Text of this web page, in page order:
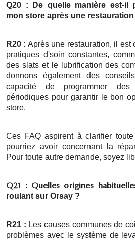
Q20 : De quelle manière est-il
mon store après une restauration
R20 : Après une restauration, il est
pratiques d'soin constantes,
des slats et le lubrification des
donnons également des
capacité de programmer des
périodiques pour garantir le bon
store.
Ces FAQ aspirent à clarifier
pourriez avoir concernant la
Pour toute autre demande, soyez
Q21 : Quelles origines
roulant sur Orsay ?
R21 : Les causes communes de
problèmes avec le système de